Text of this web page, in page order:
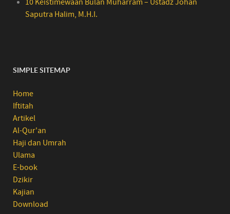
10 Keistimewaan Bulan Muharram – Ustadz Johan
Saputra Halim, M.H.I.
SIMPLE SITEMAP
Home
Iftitah
Artikel
Al-Qur'an
Haji dan Umrah
Ulama
E-book
Dzikir
Kajian
Download